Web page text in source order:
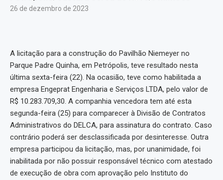
26 de dezembro de 2023
A licitação para a construção do Pavilhão Niemeyer no
Parque Padre Quinha, em Petrópolis, teve resultado nesta
última sexta-feira (22). Na ocasião, teve como habilitada a
empresa Engeprat Engenharia e Serviços LTDA, pelo valor de
R$ 10.283.709,30. A companhia vencedora tem até esta
segunda-feira (25) para comparecer à Divisão de Contratos
Administrativos do DELCA, para assinatura do contrato. Caso
contrário poderá ser desclassificada por desinteresse. Outra
empresa participou da licitação, mas, por unanimidade, foi
inabilitada por não possuir responsável técnico com atestado
de execução de obra com aprovação pelo Instituto do